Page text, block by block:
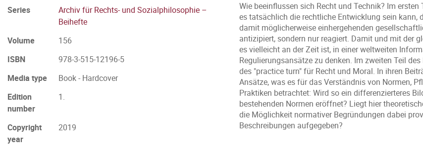
Wie beeinflussen sich Recht und Technik? Im
es tatsächlich die rechtliche Entwicklung sein kann,
damit möglicherweise einhergehenden
antizipiert, sondern nur reagiert. Damit und mit der
es vielleicht an der Zeit ist, in einer weltweiten
Regulierungsansätze zu denken. Im zweiten Teil
des "practice turn" für Recht und Moral. In ihren
Ansätze, was es für das Verständnis von Normen,
Praktiken betrachtet: Wird so ein differenzierteres
bestehenden Normen eröffnet? Liegt hier
die Möglichkeit normativer Begründungen dabei
Beschreibungen aufgegeben?
Series
Archiv für Rechts- und Sozialphilosophie –
Beihefte
Volume
156
ISBN
978-3-515-12196-5
Media type
Book - Hardcover
Edition
number
1.
Copyright
year
2019